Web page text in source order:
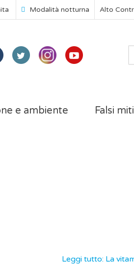
Modalità notturna Alto
e ambiente Falsi
Leggi tutto: La